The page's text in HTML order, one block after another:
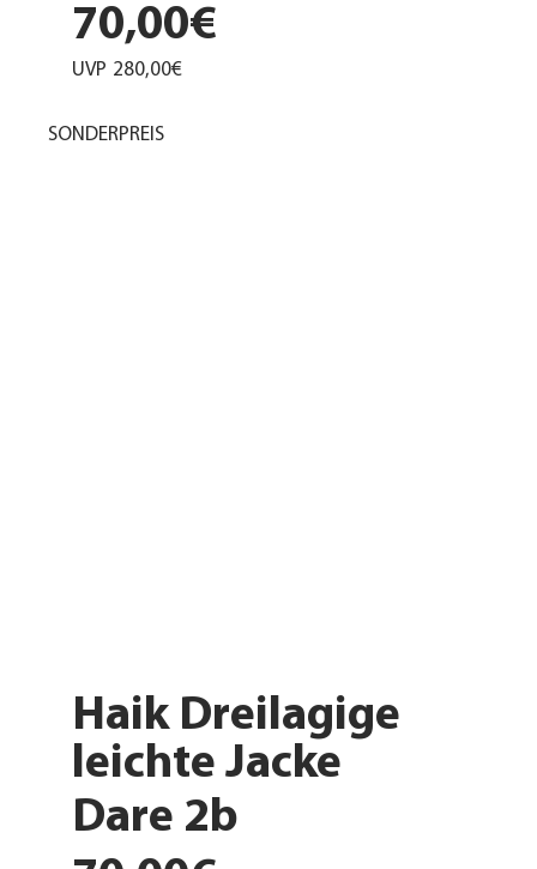
70,00€
UVP 280,00€
Haik Dreilagige
leichte Jacke
Dare 2b
SONDERPREIS